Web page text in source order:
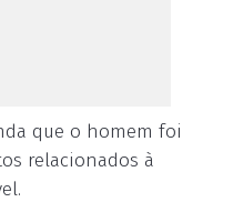
que o homem foi
relacionados à